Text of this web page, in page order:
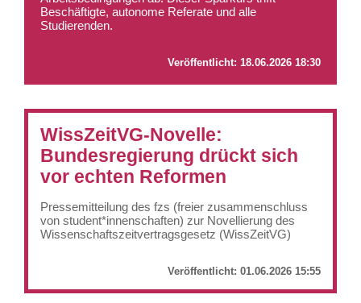
Beschäftigte, autonome Referate und alle
Studierenden.
Veröffentlicht:18.06.2026 18:30
WissZeitVG-Novelle:
Bundesregierung drückt sich
vor echten Reformen
Pressemitteilung des fzs (freier zusammenschluss
von student*innenschaften) zur Novellierung des
Wissenschaftszeitvertragsgesetz (WissZeitVG)
Veröffentlicht:01.06.2026 15:55